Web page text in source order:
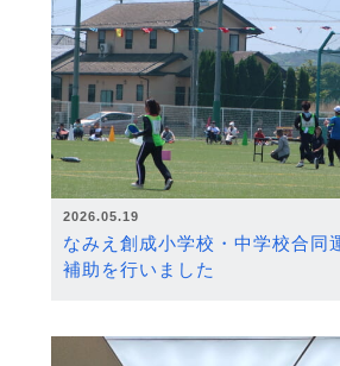
2026.05.19
なみえ創成小学校・中学校合同
補助を行いました